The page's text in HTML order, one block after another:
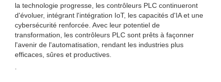
la technologie progresse, les contrôleurs PLC continueront
d'évoluer, intégrant l'intégration IoT, les capacités d'IA et une
cybersécurité renforcée. Avec leur potentiel de
transformation, les contrôleurs PLC sont prêts à façonner
l'avenir de l'automatisation, rendant les industries plus
efficaces, sûres et productives.